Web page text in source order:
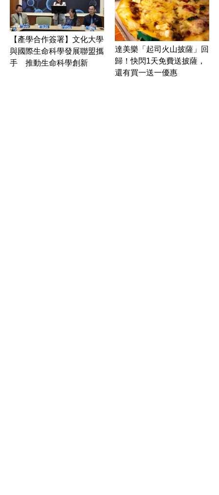
【產學合作簽署】文化大學
與國際生命科學發展聯盟攜
手 推動生命科學創新
達美樂「起司火山披薩」回
歸！快閃1天免費送披薩，
還有買一送一優惠